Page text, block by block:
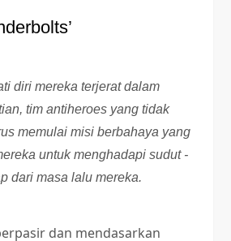
diri mereka terjerat dalam
tim antiheroes yang tidak
memulai misi berbahaya yang
untuk menghadapi sudut -
dari masa lalu mereka.
dan mendasarkan